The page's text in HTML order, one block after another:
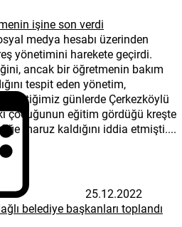
işine son verdi
medya hesabı üzerinden
yönetimini harekete geçirdi.
ancak bir öğretmenin bakım
tespit eden yönetim,
günlerde Çerkezköylü
çocuğunun eğitim gördüğü kreşte
maruz kaldığını iddia etmişti....
25.12.2022